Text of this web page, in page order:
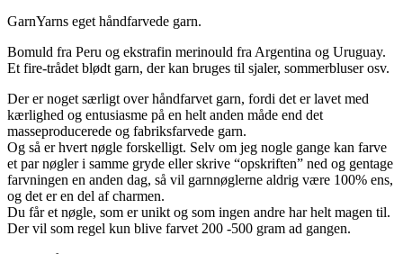
GarnYarns eget håndfarvede garn.
Bomuld fra Peru og ekstrafin merinould fra Argentina og Uruguay.
Et fire-trådet blødt garn, der kan bruges til sjaler, sommerbluser osv.
Der er noget særligt over håndfarvet garn, fordi det er lavet med
kærlighed og entusiasme på en helt anden måde end det
masseproducerede og fabriksfarvede garn.
Og så er hvert nøgle forskelligt. Selv om jeg nogle gange kan farve
et par nøgler i samme gryde eller skrive “opskriften” ned og gentage
farvningen en anden dag, så vil garnnøglerne aldrig være 100% ens,
og det er en del af charmen.
Du får et nøgle, som er unikt og som ingen andre har helt magen til.
Der vil som regel kun blive farvet 200 -500 gram ad gangen.